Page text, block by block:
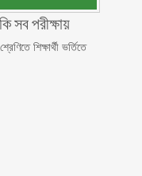
সব পরীক্ষায়
শিক্ষার্থী ভর্তিতে